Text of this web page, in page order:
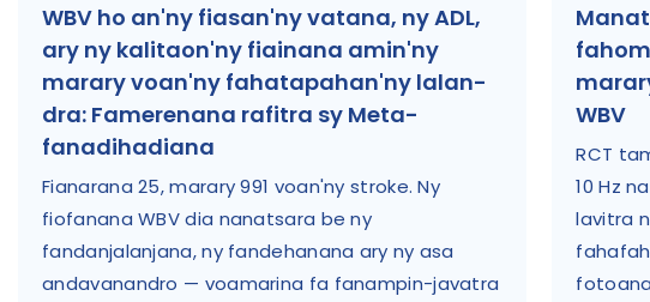
WBV ho an'ny fiasan'ny vatana, ny ADL,
ary ny kalitaon'ny fiainana amin'ny
marary voan'ny fahatapahan'ny lalan-
dra: Famerenana rafitra sy Meta-
fanadihadiana
Fianarana 25, marary 991 voan'ny stroke. Ny
fiofanana WBV dia nanatsara be ny
fandanjalanjana, ny fandehanana ary ny asa
andavanandro — voamarina fa fanampin-javatra
WBV
RCT
10 Hz
lavitra